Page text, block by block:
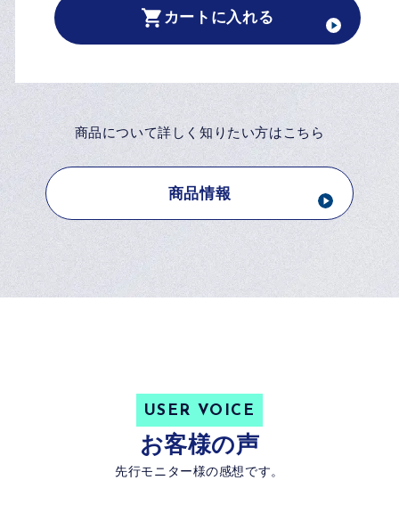
カートに入れる
+糖脂分析キット1個のセットを年４回）をお約束するこ
とで、お得な価格でご利用いただけるコースです。その
ため途中解約は原則としてお受けしておりません。
カートに入れる
1
7,980円（税込）/ 1袋
お届けイメージ
「糖脂サプリメント」1袋のみお届けします。
別途送料500円（税込）がかかります。
商品について詳しく知りたい方はこちら
商品情報
USER VOICE
お客様の声
先行モニター様の感想です。